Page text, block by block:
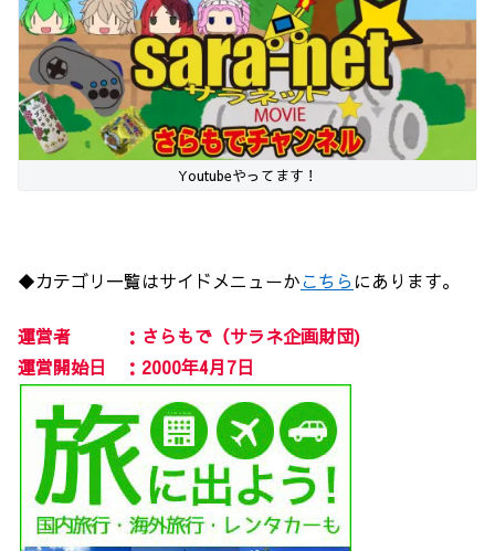
Youtubeやってます！
◆カテゴリ一覧はサイドメニューかこちら にあります。
運営者 ：さらもで（サラネ企画財団)
運営開始日 ：2000年4月7日